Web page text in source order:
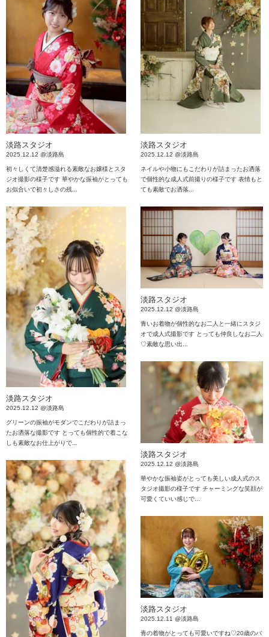
淡路スタジオ
2025.12.12 @淡路島
初々しくて清楚感溢れる素敵なお嬢様とスタ
ジオ撮影の様子です 華やかな振袖がとっても
お似合いで初々しさの残...
淡路スタジオ
2025.12.12 @淡路島
ネイルや小物にもこだわりが詰まったお洒落
で個性的な成人式前撮りの様子です 表情もと
ても素敵でお洒落...
淡路スタジオ
2025.12.12 @淡路島
グリーンの振袖がモダンでこだわりが詰まっ
たお洒落な撮影です とっても個性的で着こな
しも素敵なお仕上がりで...
淡路スタジオ
2025.12.12 @淡路島
青いお着物が個性的なお二人と一緒にスタジ
オで成人式撮影です とっても仲良しなお二人
♡素敵な思い出...
淡路スタジオ
2025.12.12 @淡路島
華やかな振袖姿がとっても美しい成人式のス
タジオ撮影の様子です チャーミングな笑顔が
可愛くていい感じで...
淡路スタジオ
2025.12.11 @淡路島
青の着物がとっても可愛いですね♡20歳のバ